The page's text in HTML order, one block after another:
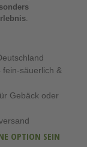
.
säuerlich &
Gebäck oder
OPTION SEIN